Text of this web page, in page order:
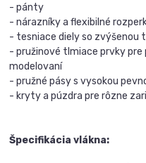
- pánty
- nárazníky a flexibilné
- tesniace diely so zvýšenou
- pružinové tlmiace prvky
modelovaní
- pružné pásy s vysokou
- kryty a púzdra pre rôzne
Špecifikácia vlákna: